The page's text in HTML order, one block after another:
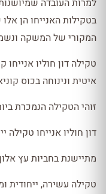
למרות העובדה
בטקילות האנייחו הן
המקורי של המשקה
טקילה דון חוליו
איטית ונינוחה בכוס
זוהי הטקילה הנמכרת
דון חוליו אנייחו טקילה
מתיישנת בחביות עץ אלון
טקילה עשירה, ייחודית